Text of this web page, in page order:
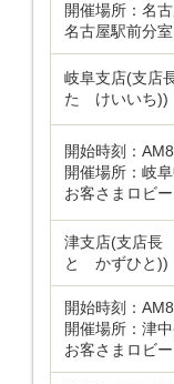
開催場所：名
名古屋駅前分
岐阜支店(支
た けいいち))
開始時刻：
開催場所：岐
お客さまロビー
津支店(支店
と かずひと))
開始時刻：
開催場所：津
お客さまロビー